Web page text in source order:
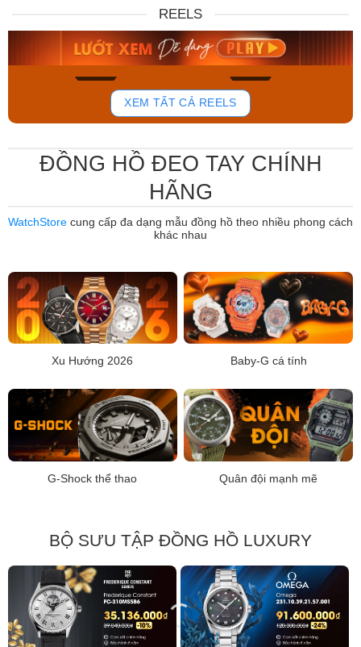
REELS
764
Mua ngay Mua ngay
XEM TẤT CẢ REELS
ĐỒNG HỒ ĐEO TAY CHÍNH
HÃNG
WatchStore cung cấp đa dạng mẫu đồng hồ theo nhiều phong cách
khác nhau
Xu Hướng 2026 Baby-G cá tính
G-Shock thể thao Quân đội mạnh mẽ
BỘ SƯU TẬP ĐỒNG HỒ LUXURY